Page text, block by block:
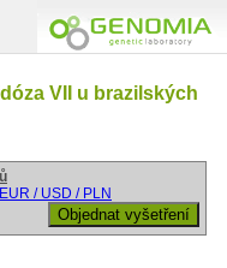
VII u brazilských
/ USD / PLN